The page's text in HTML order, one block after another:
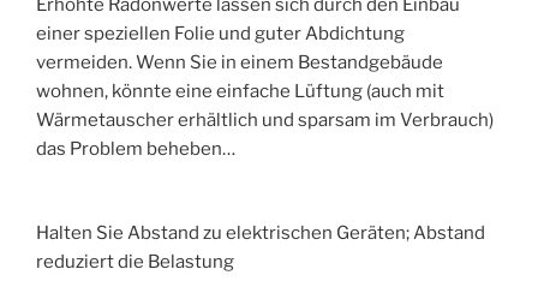
Erhöhte Radonwerte lassen sich durch den Einbau
einer speziellen Folie und guter Abdichtung
vermeiden. Wenn Sie in einem Bestandgebäude
wohnen, könnte eine einfache Lüftung (auch mit
Wärmetauscher erhältlich und sparsam im Verbrauch)
das Problem beheben…
Halten Sie Abstand zu elektrischen Geräten; Abstand
reduziert die Belastung